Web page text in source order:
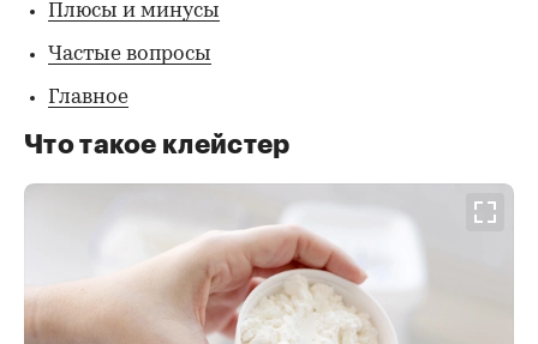
Плюсы и минусы
Частые вопросы
Главное
Что такое клейстер